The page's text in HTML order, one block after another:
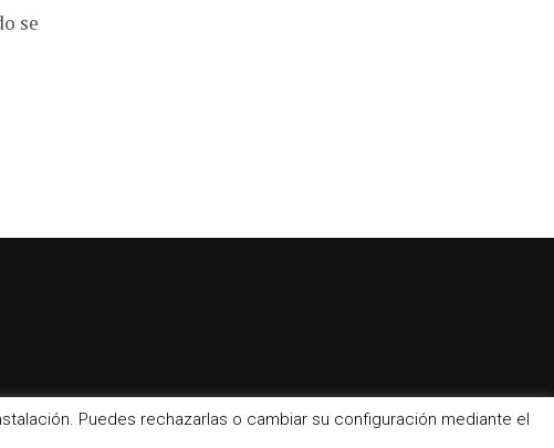
se
Puedes rechazarlas o cambiar su configuración mediante el